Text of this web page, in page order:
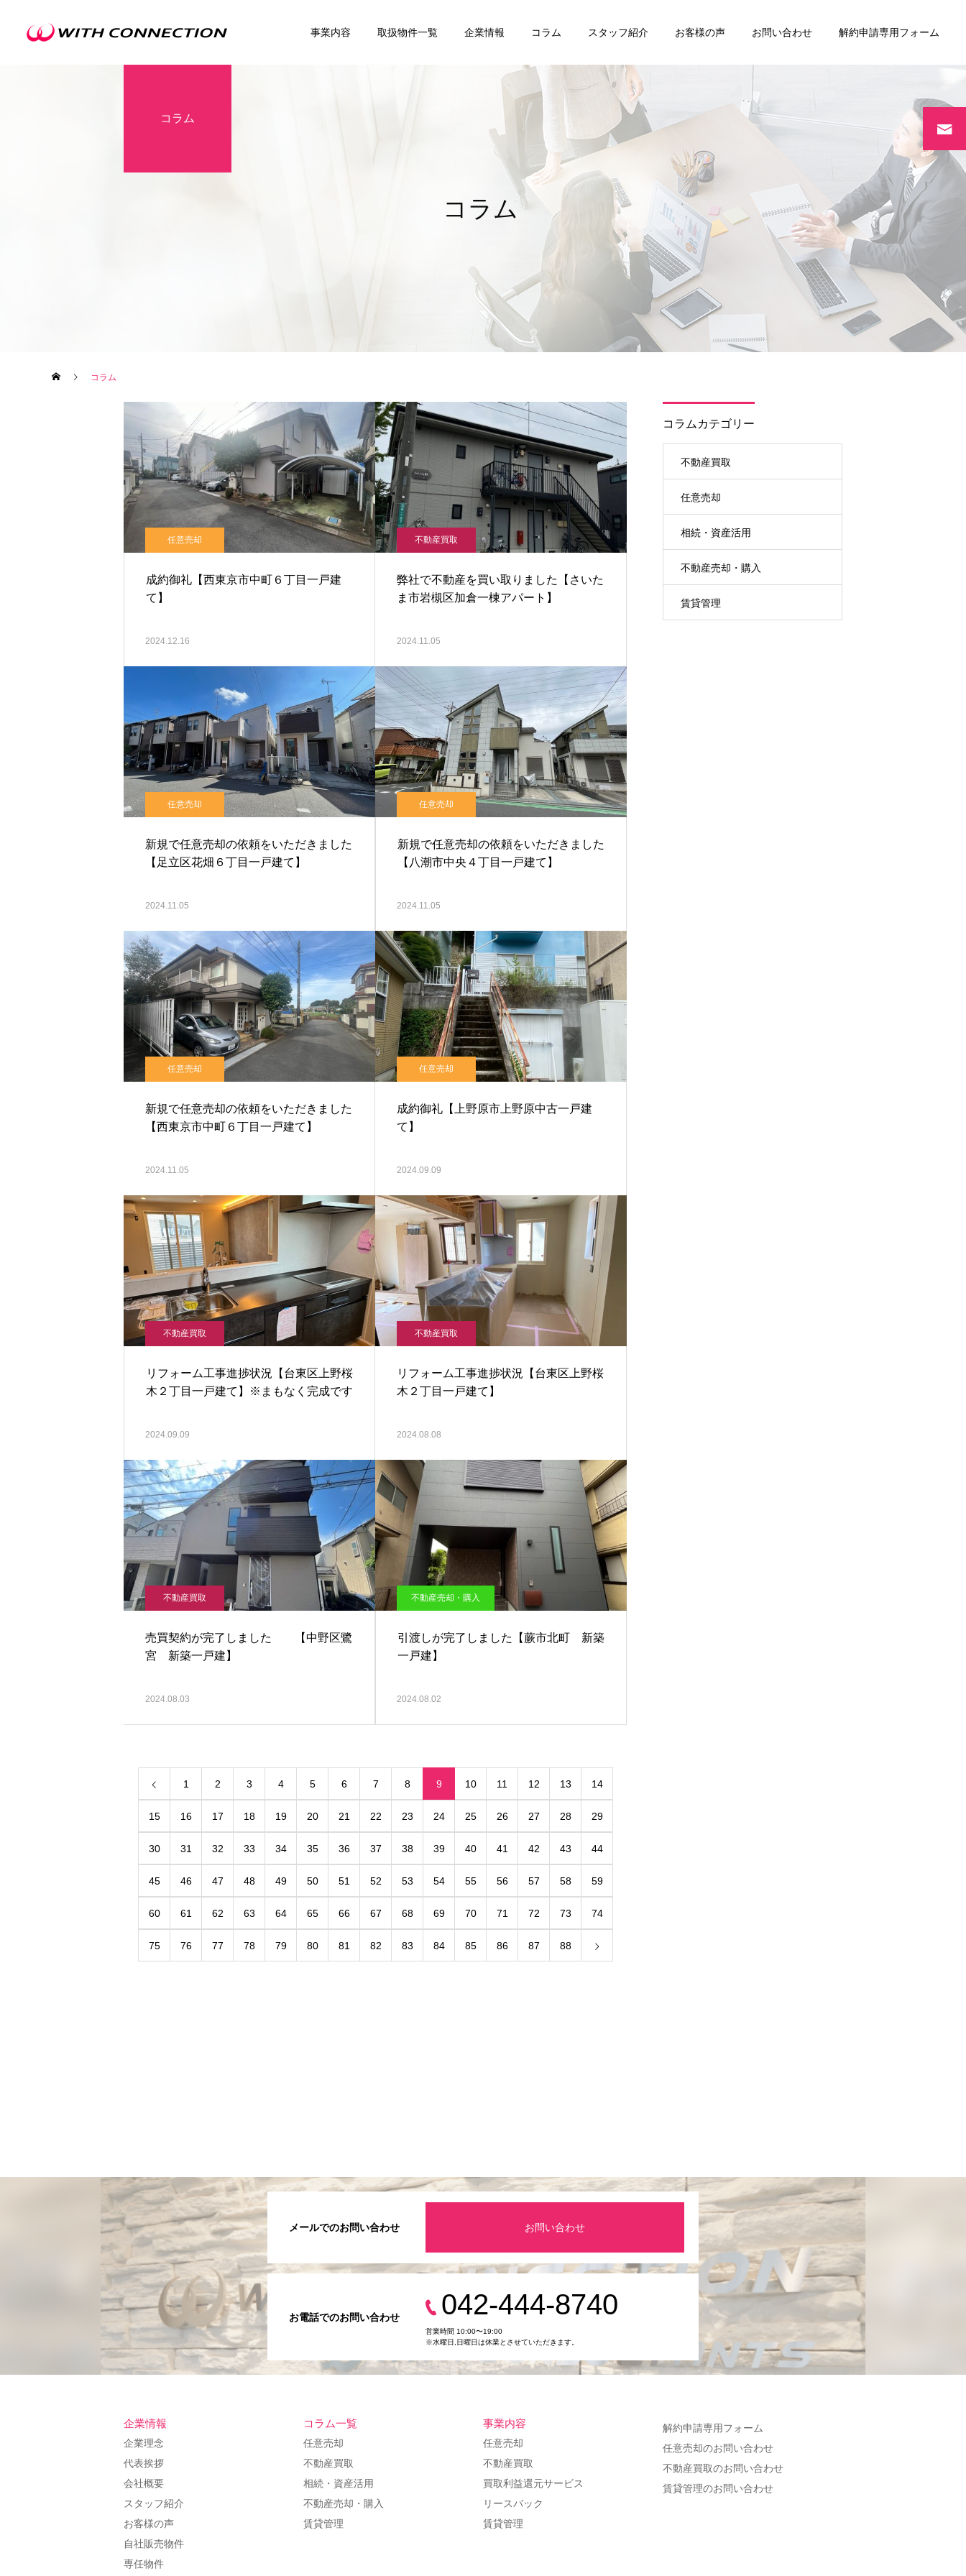
事業内容 取扱物件一覧 企業情報 コラム スタッフ紹介 お客様の声 お問い合わせ 解約申請専用フォーム
コラム
コラム
コラム
任意売却
成約御礼【西東京市中町６丁目一戸建
て】
2024.12.16
不動産買取
弊社で不動産を買い取りました【さいた
ま市岩槻区加倉一棟アパート】
2024.11.05
任意売却
新規で任意売却の依頼をいただきました
【足立区花畑６丁目一戸建て】
2024.11.05
任意売却
新規で任意売却の依頼をいただきました
【八潮市中央４丁目一戸建て】
2024.11.05
任意売却
新規で任意売却の依頼をいただきました
【西東京市中町６丁目一戸建て】
2024.11.05
任意売却
成約御礼【上野原市上野原中古一戸建
て】
2024.09.09
不動産買取
リフォーム工事進捗状況【台東区上野桜
木２丁目一戸建て】※まもなく完成です
2024.09.09
不動産買取
リフォーム工事進捗状況【台東区上野桜
木２丁目一戸建て】
2024.08.08
不動産買取
売買契約が完了しました 【中野区鷺
宮 新築一戸建】
2024.08.03
不動産売却・購入
引渡しが完了しました【蕨市北町 新築
一戸建】
2024.08.02
1 2 3 4 5 6 7 8 9 10 11 12 13 14
15 16 17 18 19 20 21 22 23 24 25 26 27 28 29
30 31 32 33 34 35 36 37 38 39 40 41 42 43 44
45 46 47 48 49 50 51 52 53 54 55 56 57 58 59
60 61 62 63 64 65 66 67 68 69 70 71 72 73 74
75 76 77 78 79 80 81 82 83 84 85 86 87 88
コラムカテゴリー
不動産買取
任意売却
相続・資産活用
不動産売却・購入
賃貸管理
メールでのお問い合わせ お問い合わせ
お電話でのお問い合わせ 042-444-8740
営業時間 10:00〜19:00
※水曜日,⽇曜日は休業とさせていただきます。
企業情報
企業理念
代表挨拶
会社概要
スタッフ紹介
お客様の声
自社販売物件
専任物件
コラム一覧
任意売却
不動産買取
相続・資産活用
不動産売却・購入
賃貸管理
事業内容
任意売却
不動産買取
買取利益還元サービス
リースバック
賃貸管理
解約申請専用フォーム
任意売却のお問い合わせ
不動産買取のお問い合わせ
賃貸管理のお問い合わせ